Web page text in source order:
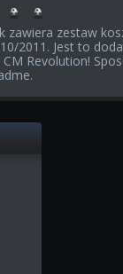
zawiera zestaw
2011. Jest to
CM Revolution!